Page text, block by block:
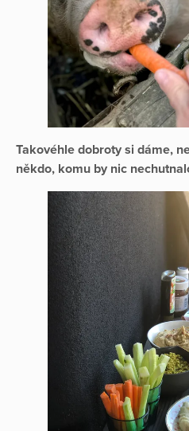
Takovéhle dobroty si dáme,
někdo, komu by nic